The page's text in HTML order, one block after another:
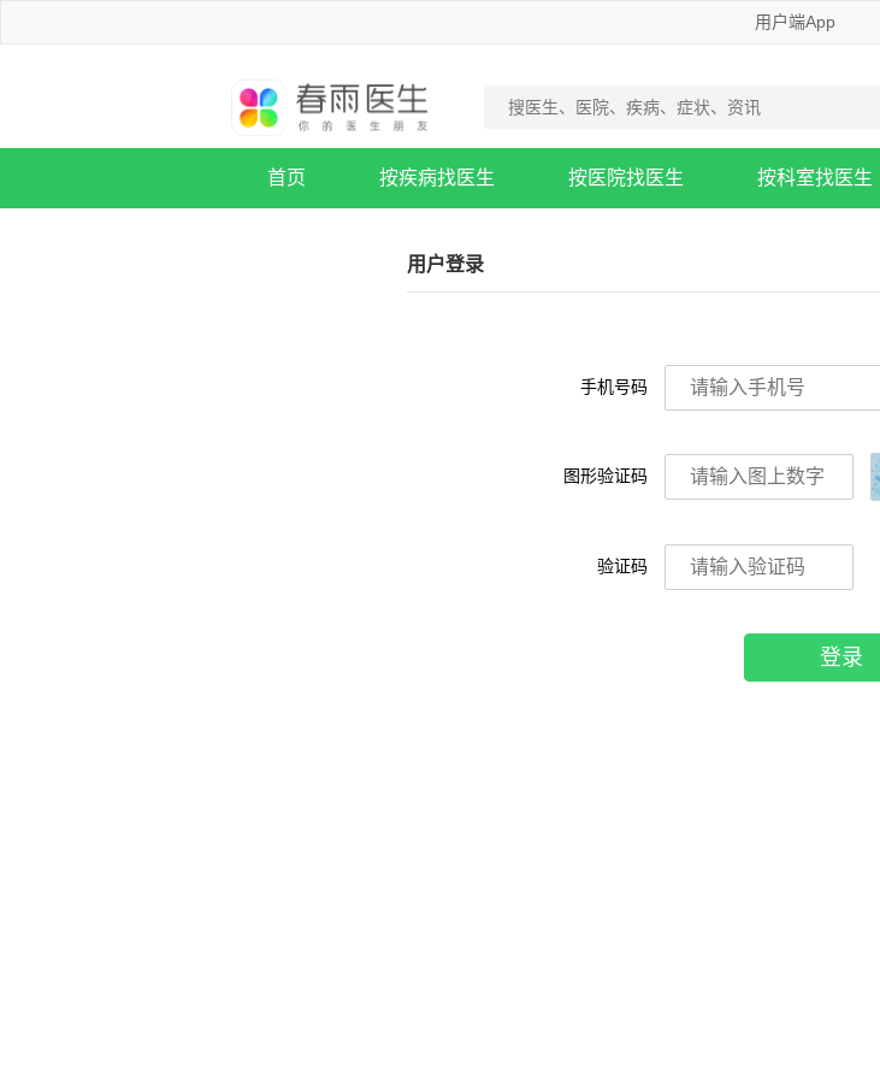
用户端App
首页 按疾病找医生 按医院找医生 按科室找医生
用户登录
手机号码
图形验证码
验证码
登录